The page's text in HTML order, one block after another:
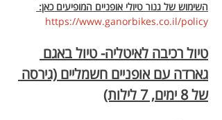
השימוש של גנור טיולי אופניים המופיעים כאן:
https://www.ganorbikes.co.il/policy
טיול רכיבה לאיטליה- טיול באגם
גארדה עם אופניים חשמליים (גירסה
של 8 ימים, 7 לילות)